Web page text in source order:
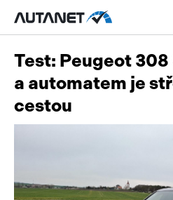
Test: Peugeot 308
a automatem je
cestou